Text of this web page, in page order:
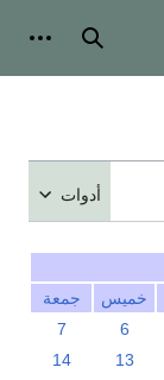
بحث
أدوات
خميس
جمعة
6
7
13
14